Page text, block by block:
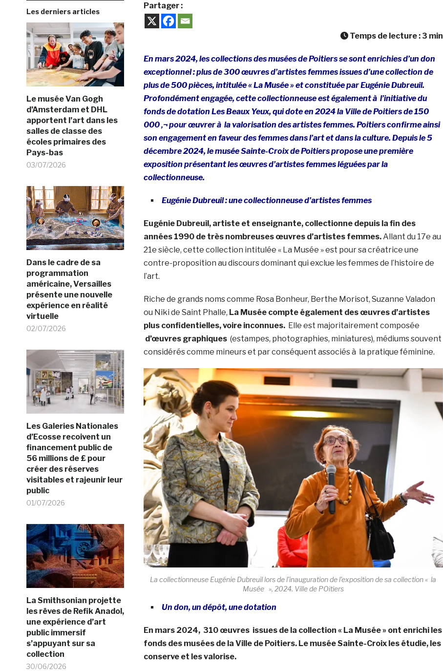
Les derniers articles
Le musée Van Gogh
d’Amsterdam et DHL
apportent l’art dans les
salles de classe des
écoles primaires des
Pays-bas
03/07/2026
Dans le cadre de sa
programmation
américaine, Versailles
présente une nouvelle
expérience en réalité
virtuelle
02/07/2026
Les Galeries Nationales
d’Ecosse recoivent un
financement public de
56 millions de £ pour
créer des réserves
visitables et rajeunir leur
public
01/07/2026
La Smithsonian projette
les rêves de Refik Anadol,
une expérience d’art
public immersif
s’appuyant sur sa
collection
30/06/2026
Partager :
Temps de lecture : 3 min
En mars 2024, les collections des musées de Poitiers se sont enrichies d’un don
exceptionnel : plus de 300 œuvres d’artistes femmes issues d’une collection de
plus de 500 pièces, intitulée « La Musée » et constituée par Eugénie Dubreuil.
Profondément engagée, cette collectionneuse est également à l’initiative du
fonds de dotation Les Beaux Yeux, qui dote en 2024 la Ville de Poitiers de 150
000 ‚¬ pour œuvrer à la valorisation des artistes femmes. Poitiers confirme ainsi
son engagement en faveur des femmes dans l’art et dans la culture. Depuis le 5
décembre 2024, le musée Sainte-Croix de Poitiers propose une première
exposition présentant les œuvres d’artistes femmes léguées par la
collectionneuse.
Eugénie Dubreuil : une collectionneuse d’artistes femmes
Eugénie Dubreuil, artiste et enseignante, collectionne depuis la fin des
années 1990 de très nombreuses œuvres d’artistes femmes.Allant du 17e au
21e siècle, cette collection intitulée « La Musée » est pour sa créatrice une
contre-proposition au discours dominant qui exclue les femmes de l’histoire de
l’art.
Riche de grands noms comme Rosa Bonheur, Berthe Morisot, Suzanne Valadon
ou Niki de Saint Phalle, La Musée compte également des œuvres d’artistes
plus confidentielles, voire inconnues. Elle est majoritairement composée
d’œuvres graphiques(estampes, photographies, miniatures), médiums souvent
considérés comme mineurs et par conséquent associés à la pratique féminine.
La collectionneuse Eugénie Dubreuil lors de l’inauguration de l’exposition de sa collection « la
Musée », 2024. Ville de POitiers
Un don, un dépôt, une dotation
En mars 2024, 310 œuvres issues de la collection « La Musée » ont enrichi les
fonds des musées de la Ville de Poitiers. Le musée Sainte-Croix les étudie, les
conserve et les valorise.